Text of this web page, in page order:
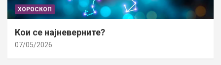
ХОРОСКОП
Кои се најневерните?
07/05/2026